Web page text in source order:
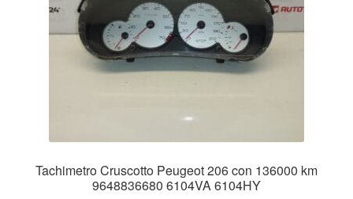
Tachimetro Cruscotto Peugeot 206 con 136000 km
9648836680 6104VA 6104HY